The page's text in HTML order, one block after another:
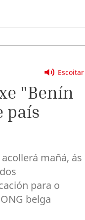
Escoitar
"Benín
país
mañá, ás
para o
belga